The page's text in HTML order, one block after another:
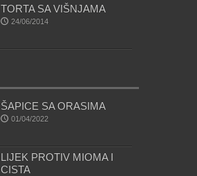
TORTA SA VIŠNJAMA
24/06/2014
ŠAPICE SA ORASIMA
01/04/2022
LIJEK PROTIV MIOMA I
CISTA